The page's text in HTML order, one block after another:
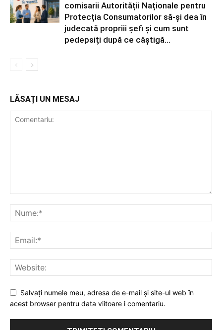
comisarii Autorității Naționale pentru
Protecția Consumatorilor să-și dea în
judecată propriii șefi și cum sunt
pedepsiți după ce câștigă...
LĂSAȚI UN MESAJ
Salvați numele meu, adresa de e-mail și site-ul web în
acest browser pentru data viitoare i comentariu.